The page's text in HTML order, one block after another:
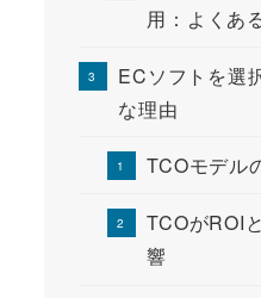
用：よくあ
ECソフトを選
な理由
TCOモデル
TCOがROI
響